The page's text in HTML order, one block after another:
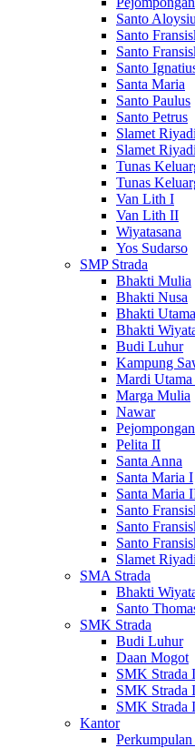
Santo
Santo
Santo
Santo
Santa Maria
Santo Paulus
Santo Petrus
Slamet
Slamet
Tunas
Tunas
Van Lith I
Van Lith II
Wiyatasana
Yos Sudarso
SMP Strada
Bhakti Mulia
Bhakti Nusa
Bhakti Utama
Bhakti
Budi Luhur
Kampung
Mardi
Marga Mulia
Nawar
Pejompongan
Pelita II
Santa Anna
Santa Maria I
Santa Maria
Santo
Santo
Santo
Slamet Riyadi
SMA Strada
Bhakti
Santo
SMK Strada
Budi Luhur
Daan Mogot
SMK Strada I
SMK Strada
SMK Strada
Kantor
Perkumpulan